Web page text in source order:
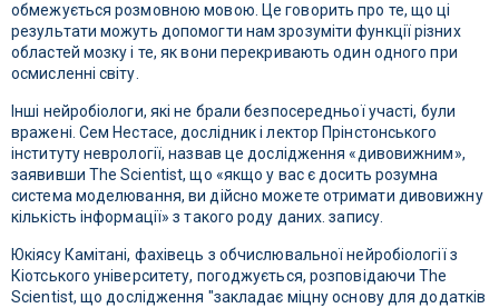
обмежується розмовною мовою. Це говорить про те, що ці
результати можуть допомогти нам зрозуміти функції різних
областей мозку і те, як вони перекривають один одного при
осмисленні світу.
Інші нейробіологи, які не брали безпосередньої участі, були
вражені. Сем Нестасе, дослідник і лектор Прінстонського
інституту неврології, назвав це дослідження «дивовижним»,
заявивши The Scientist, що «якщо у вас є досить розумна
система моделювання, ви дійсно можете отримати дивовижну
кількість інформації» з такого роду даних. запису.
Юкіясу Камітані, фахівець з обчислювальної нейробіології з
Кіотського університету, погоджується, розповідаючи The
Scientist, що дослідження "закладає міцну основу для додатків